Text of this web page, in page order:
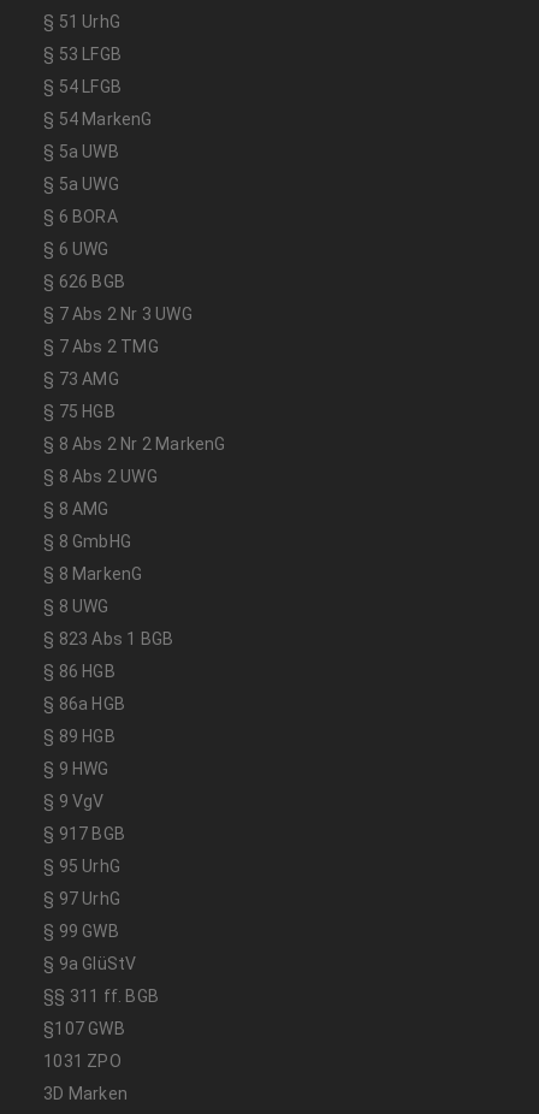
§ 51 UrhG
§ 53 LFGB
§ 54 LFGB
§ 54 MarkenG
§ 5a UWB
§ 5a UWG
§ 6 BORA
§ 6 UWG
§ 626 BGB
§ 7 Abs 2 Nr 3 UWG
§ 7 Abs 2 TMG
§ 73 AMG
§ 75 HGB
§ 8 Abs 2 Nr 2 MarkenG
§ 8 Abs 2 UWG
§ 8 AMG
§ 8 GmbHG
§ 8 MarkenG
§ 8 UWG
§ 823 Abs 1 BGB
§ 86 HGB
§ 86a HGB
§ 89 HGB
§ 9 HWG
§ 9 VgV
§ 917 BGB
§ 95 UrhG
§ 97 UrhG
§ 99 GWB
§ 9a GlüStV
§§ 311 ff. BGB
§107 GWB
1031 ZPO
3D Marken